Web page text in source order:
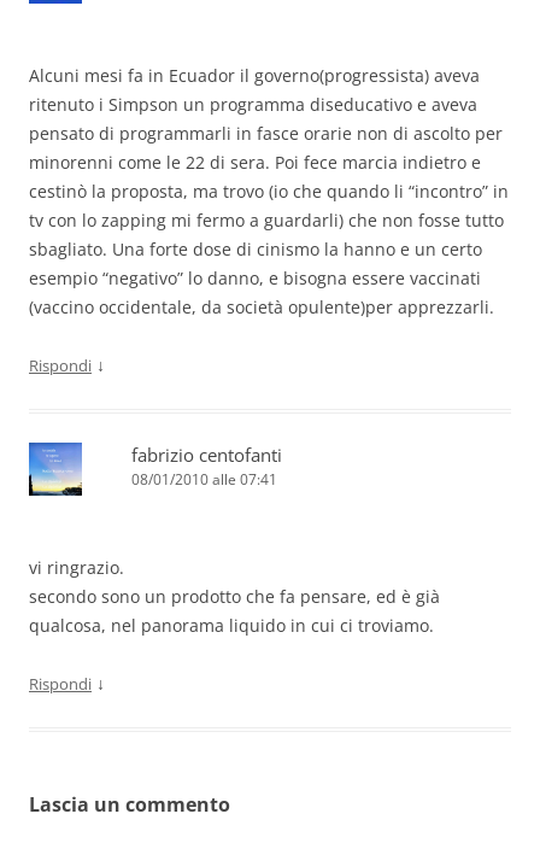
Alcuni mesi fa in Ecuador il governo(progressista) aveva
ritenuto i Simpson un programma diseducativo e aveva
pensato di programmarli in fasce orarie non di ascolto per
minorenni come le 22 di sera. Poi fece marcia indietro e
cestinò la proposta, ma trovo (io che quando li “incontro” in
tv con lo zapping mi fermo a guardarli) che non fosse tutto
sbagliato. Una forte dose di cinismo la hanno e un certo
esempio “negativo” lo danno, e bisogna essere vaccinati
(vaccino occidentale, da società opulente)per apprezzarli.
Rispondi ↓
fabrizio centofanti
08/01/2010 alle 07:41
vi ringrazio.
secondo sono un prodotto che fa pensare, ed è già
qualcosa, nel panorama liquido in cui ci troviamo.
Rispondi ↓
Lascia un commento